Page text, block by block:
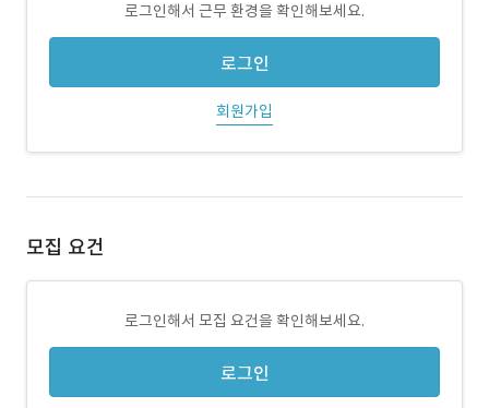
로그인해서 근무 환경을 확인해보세요.
로그인
회원가입
모집 요건
로그인해서 모집 요건을 확인해보세요.
로그인